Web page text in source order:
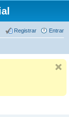
Entrar
Registrar